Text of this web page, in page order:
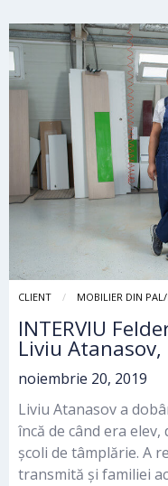
CLIENT MOBILIER DIN
INTERVIU
Liviu
noiembrie 20, 2019
Liviu Atanasov a
încă de când era
școli de tâmplărie. A
transmită și familiei